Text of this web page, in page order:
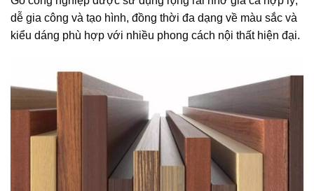
dễ gia công và tạo hình, đồng thời đa dạng về màu sắc và
kiểu dáng phù hợp với nhiều phong cách nội thất hiện đại.